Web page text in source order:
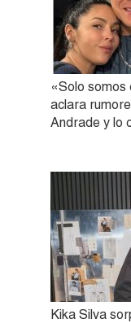
«Solo
aclara
Andrade y lo
Kika Silva